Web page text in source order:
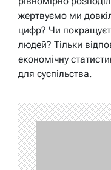
жертвуємо ми
цифр? Чи
людей? Тільки
економічну
для суспільства.